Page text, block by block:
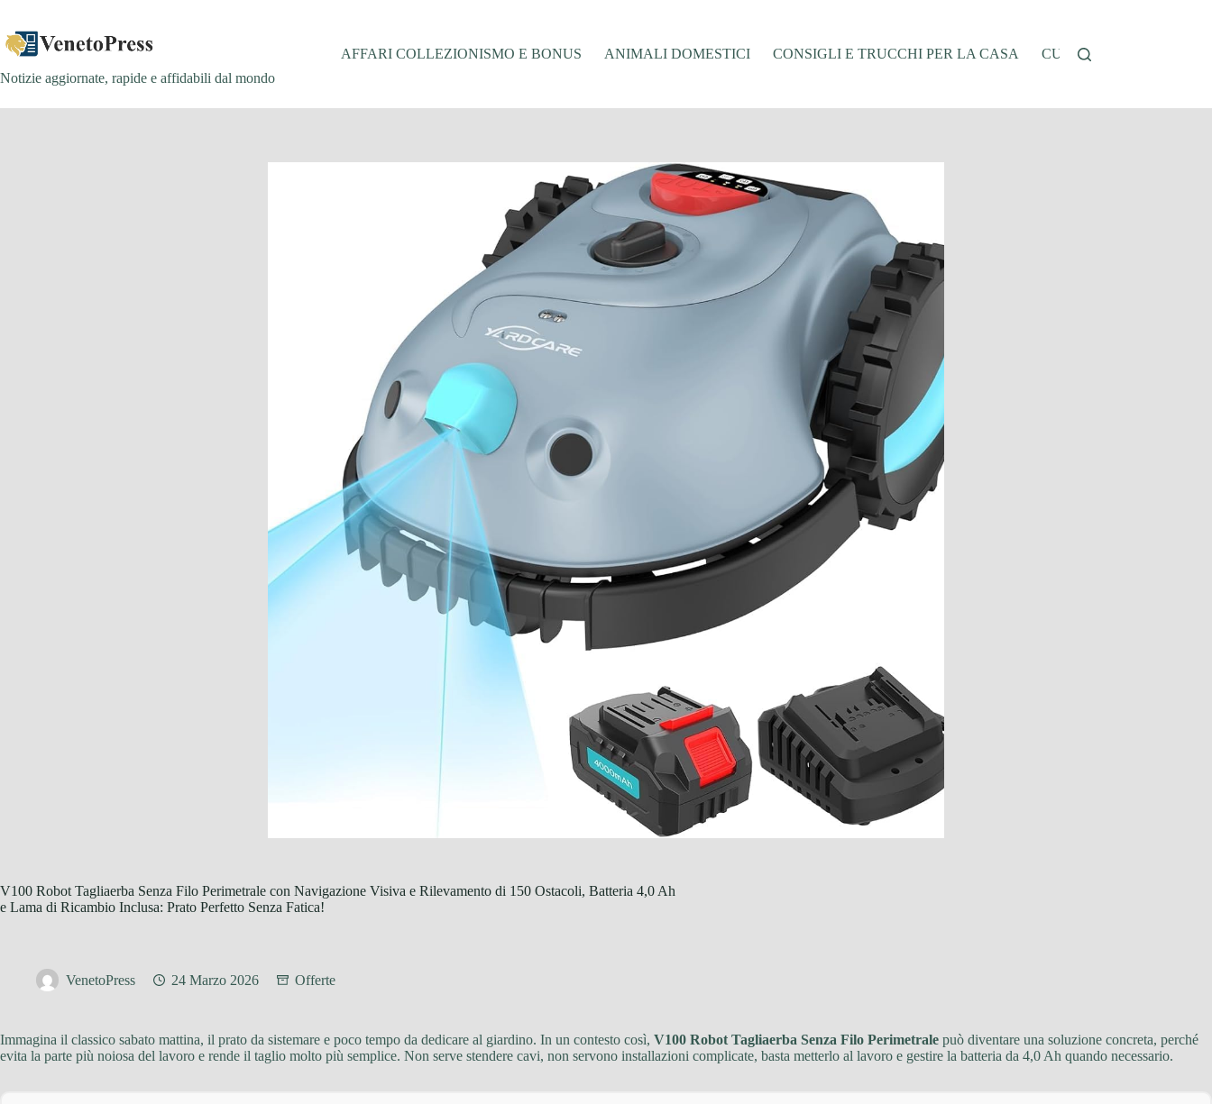
contenuto
Notizie aggiornate, rapide e affidabili dal mondo
AFFARI COLLEZIONISMO E BONUS ANIMALI DOMESTICI CONSIGLI E TRUCCHI PER LA CASA CUCINA E RICETTE
V100 Robot Tagliaerba Senza Filo Perimetrale con Navigazione Visiva e Rilevamento di 150 Ostacoli, Batteria 4,0 Ah
e Lama di Ricambio Inclusa: Prato Perfetto Senza Fatica!
VenetoPress 24 Marzo 2026 Offerte
Immagina il classico sabato mattina, il prato da sistemare e poco tempo da dedicare al giardino. In un contesto così, V100 Robot Tagliaerba Senza Filo Perimetrale può diventare una soluzione concreta, perché
evita la parte più noiosa del lavoro e rende il taglio molto più semplice. Non serve stendere cavi, non servono installazioni complicate, basta metterlo al lavoro e gestire la batteria da 4,0 Ah quando necessario.